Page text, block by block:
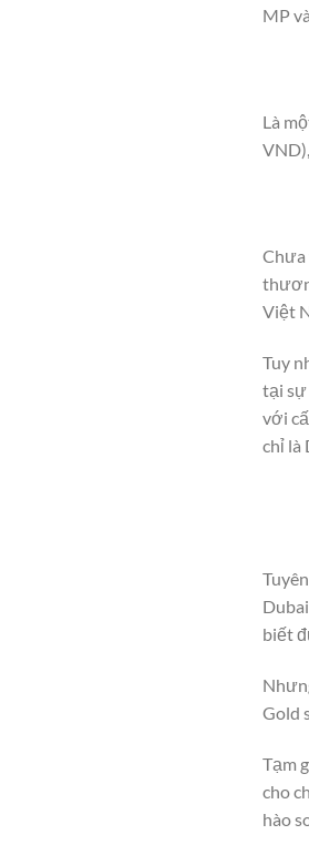
MP
Là
Chưa
Việt
Tuy
tại sự
với
chỉ là
biết
Gold
Tạm
cho
hào